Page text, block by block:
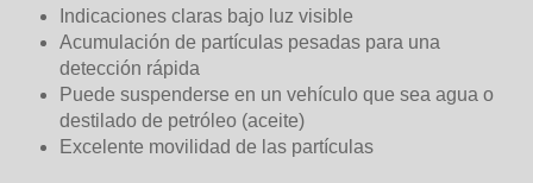
Indicaciones claras bajo luz visible
Acumulación de partículas pesadas para una
detección rápida
Puede suspenderse en un vehículo que sea agua o
destilado de petróleo (aceite)
Excelente movilidad de las partículas